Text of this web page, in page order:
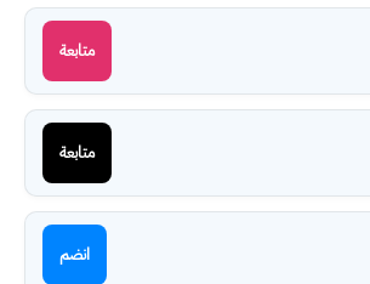
متابعة
متابعة
انضم